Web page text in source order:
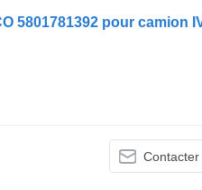
5801781392 pour camion